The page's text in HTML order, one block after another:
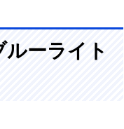
ーライト